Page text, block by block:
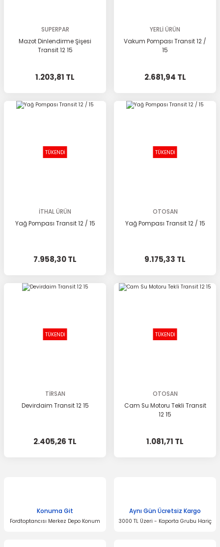
SUPERPAR
Mazot Dinlendirme Şişesi
Transit 12 15
1.203,81 TL
YERLİ ÜRÜN
Vakum Pompası Transit 12 /
15
2.681,94 TL
TÜKENDİ
İTHAL ÜRÜN
Yağ Pompası Transit 12 / 15
7.958,30 TL
TÜKENDİ
OTOSAN
Yağ Pompası Transit 12 / 15
9.175,33 TL
TÜKENDİ
TİRSAN
Devirdaim Transit 12 15
2.405,26 TL
TÜKENDİ
OTOSAN
Cam Su Motoru Tekli Transit
12 15
1.081,71 TL
Konuma Git
Fordtoptancısı Merkez Depo Konum
Aynı Gün Ücretsiz Kargo
3000 TL Üzeri - Kaporta Grubu Hariç